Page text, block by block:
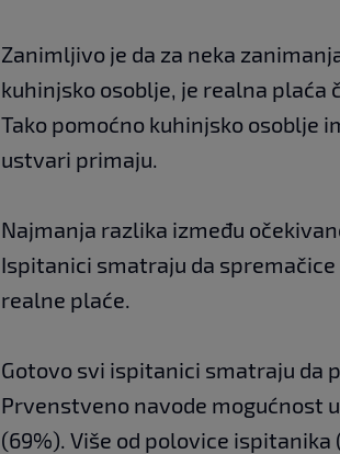
Zanimljivo je da za neka
kuhinjsko osoblje, je realna plaća
Tako pomoćno kuhinjsko osoblje
ustvari primaju.
Najmanja razlika između
Ispitanici smatraju da spremačice
realne plaće.
Gotovo svi ispitanici smatraju da
Prvenstveno navode mogućnost
(69%). Više od polovice